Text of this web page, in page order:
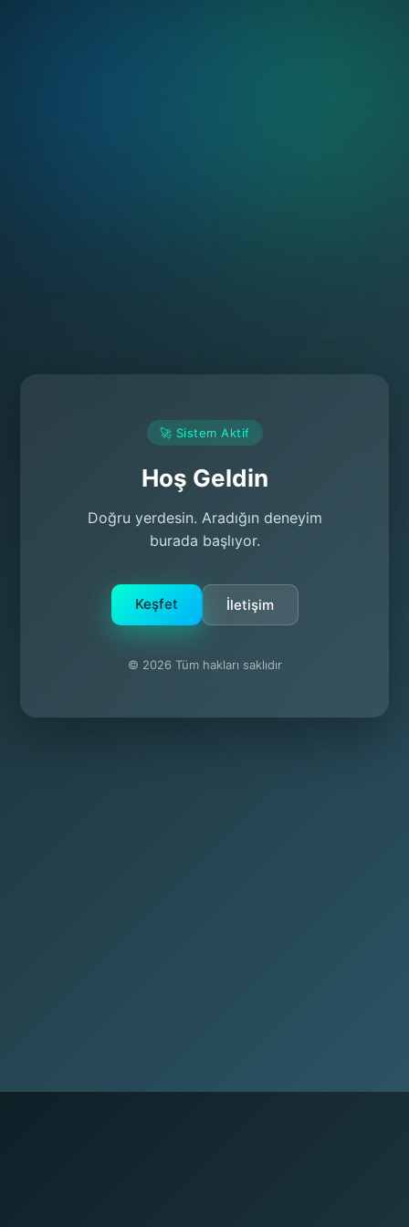
🚀 Sistem Aktif
Hoş Geldin
Doğru yerdesin. Aradığın deneyim
burada başlıyor.
Keşfet İletişim
© 2026 Tüm hakları saklıdır